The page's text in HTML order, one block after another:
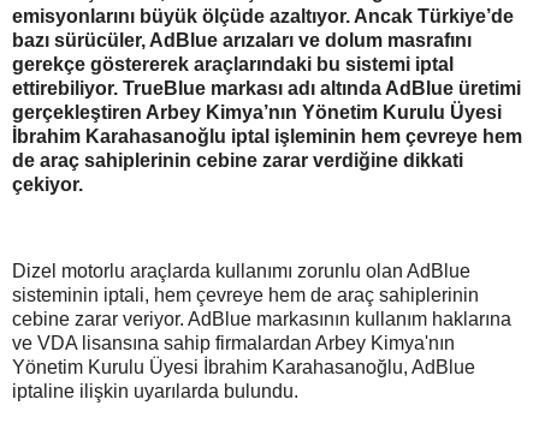
emisyonlarını büyük ölçüde azaltıyor. Ancak Türkiye’de
bazı sürücüler, AdBlue arızaları ve dolum masrafını
gerekçe göstererek araçlarındaki bu sistemi iptal
ettirebiliyor. TrueBlue markası adı altında AdBlue üretimi
gerçekleştiren Arbey Kimya’nın Yönetim Kurulu Üyesi
İbrahim Karahasanoğlu iptal işleminin hem çevreye hem
de araç sahiplerinin cebine zarar verdiğine dikkati
çekiyor.
Dizel motorlu araçlarda kullanımı zorunlu olan AdBlue
sisteminin iptali, hem çevreye hem de araç sahiplerinin
cebine zarar veriyor. AdBlue markasının kullanım haklarına
ve VDA lisansına sahip firmalardan Arbey Kimya'nın
Yönetim Kurulu Üyesi İbrahim Karahasanoğlu, AdBlue
iptaline ilişkin uyarılarda bulundu.